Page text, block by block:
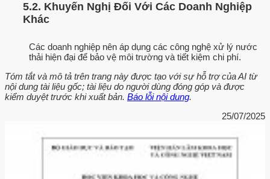
5.2. Khuyến Nghị Đối Với Các Doanh Nghiệp
Khác
Các doanh nghiệp nên áp dụng các công nghệ xử lý nước
thải hiện đại để bảo vệ môi trường và tiết kiệm chi phí.
Tóm tắt và mô tả trên trang này được tạo với sự hỗ trợ của AI từ
nội dung tài liệu gốc; tài liệu do người dùng đóng góp và được
kiểm duyệt trước khi xuất bản. Báo lỗi nội dung.
25/07/2025